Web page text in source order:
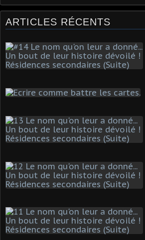
ARTICLES RÉCENTS